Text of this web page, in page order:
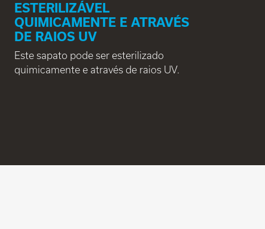
ESTERILIZÁVEL
QUIMICAMENTE E ATRAVÉS
DE RAIOS UV
Este sapato pode ser esterilizado
quimicamente e através de raios UV.